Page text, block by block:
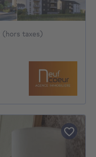
De 244900€ À
(hors taxes)